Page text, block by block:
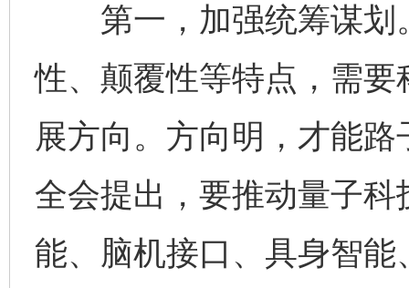
第一，加强统筹谋划
性、颠覆性等特点，需
展方向。方向明，才能
全会提出，要推动量子
能、脑机接口、具身智